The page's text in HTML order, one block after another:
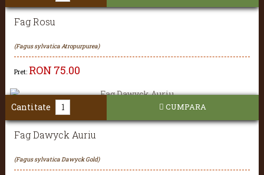
Fag Rosu
(Fagus sylvatica Atropurpurea)
Pret: RON 75.00
Fag Dawyck Auriu
(Fagus sylvatica Dawyck Gold)
Cantitate CUMPARA